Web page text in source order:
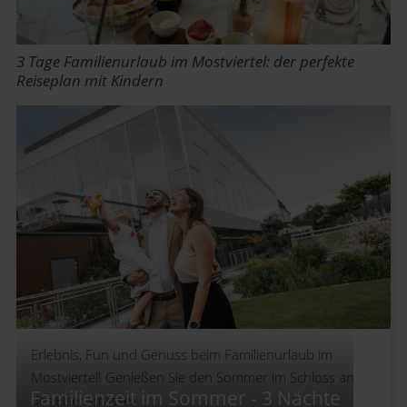
3 Tage Familienurlaub im Mostviertel: der perfekte
Reiseplan mit Kindern
Familienzeit im Sommer - 3 Nächte
Erlebnis, Fun und Genuss beim Familienurlaub im
Mostviertel! Genießen Sie den Sommer im Schloss an
der Eisenstrasse.